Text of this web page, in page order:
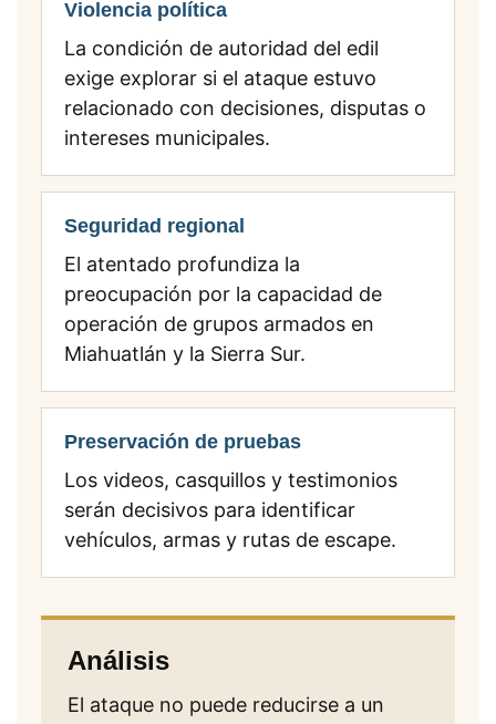
Violencia política
La condición de autoridad del edil
exige explorar si el ataque estuvo
relacionado con decisiones, disputas o
intereses municipales.
Seguridad regional
El atentado profundiza la
preocupación por la capacidad de
operación de grupos armados en
Miahuatlán y la Sierra Sur.
Preservación de pruebas
Los videos, casquillos y testimonios
serán decisivos para identificar
vehículos, armas y rutas de escape.
Análisis
El ataque no puede reducirse a un